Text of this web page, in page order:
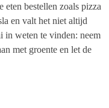
bestellen zoals pizza
en valt het niet altijd
in weten te vinden: neem
met groente en let de